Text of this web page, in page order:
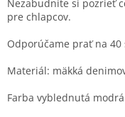
Nezabudnite si pozrieť
pre chlapcov.
Odporúčame prať na 40
Materiál: mäkká
Farba vyblednutá modrá